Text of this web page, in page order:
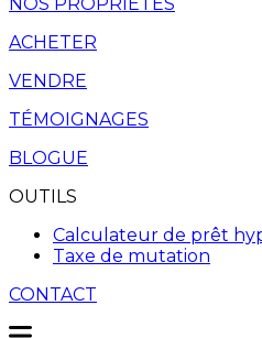
ACHETER
VENDRE
TÉMOIGNAGES
BLOGUE
OUTILS
Calculateur de prêt
Taxe de mutation
CONTACT